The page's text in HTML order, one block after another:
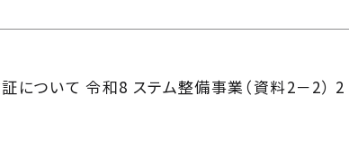
ついて 令和8 ステム整備事業（資料2－2）